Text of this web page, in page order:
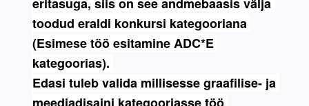
toodud eraldi konkursi kategooriana
(Esimese töö esitamine ADC*E
kategoorias).
Edasi tuleb valida millisesse graafilise- ja